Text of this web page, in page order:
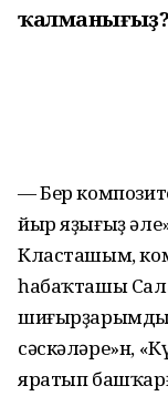
ҡалманығыҙ?
— Бер
йыр яҙығыҙ
Класташым,
һабаҡташы
шиғырҙарымды
сәскәләре»н,
яратып